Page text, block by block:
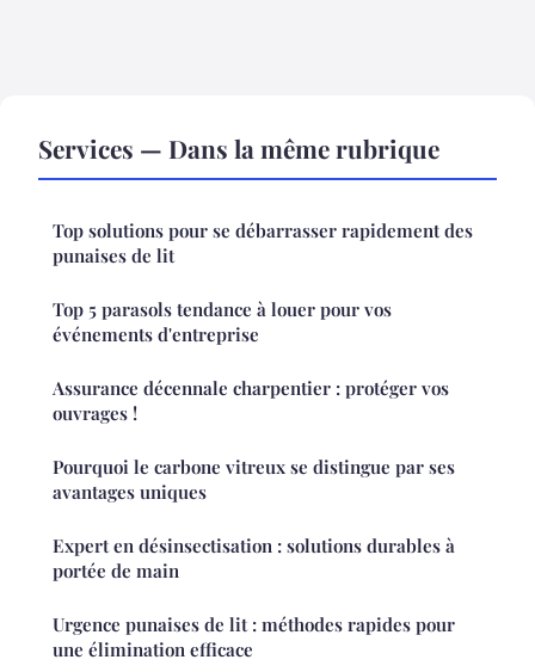
Services — Dans la même rubrique
Top solutions pour se débarrasser rapidement des
punaises de lit
Top 5 parasols tendance à louer pour vos
événements d'entreprise
Assurance décennale charpentier : protéger vos
ouvrages !
Pourquoi le carbone vitreux se distingue par ses
avantages uniques
Expert en désinsectisation : solutions durables à
portée de main
Urgence punaises de lit : méthodes rapides pour
une élimination efficace